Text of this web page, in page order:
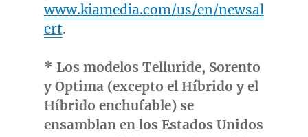
www.kiamedia.com/us/en/newsal
ert.
* Los modelos Telluride, Sorento
y Optima (excepto el Híbrido y el
Híbrido enchufable) se
ensamblan en los Estados Unidos